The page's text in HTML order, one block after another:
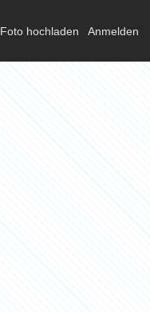
Foto hochladen Anmelden